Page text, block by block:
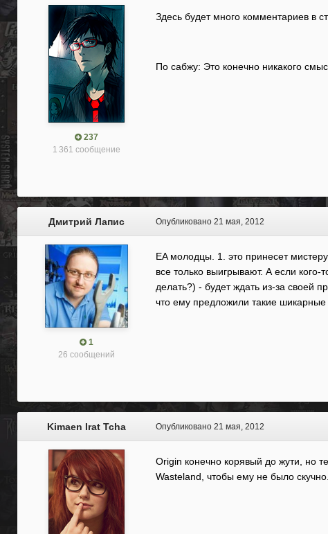
237
1 361 сообщение
Здесь будет много комментариев в
По сабжу: Это конечно никакого
Дмитрий Лапис
1
26 сообщений
Опубликовано 21 мая, 2012
EA молодцы. 1. это принесет
все только выигрывают. А если
делать?) - будет ждать из-за своей
что ему предложили такие шикарные
Kimaen Irat Tcha Опубликовано 21 мая, 2012
Origin конечно корявый до жути, но
Wasteland, чтобы ему не было скучно.